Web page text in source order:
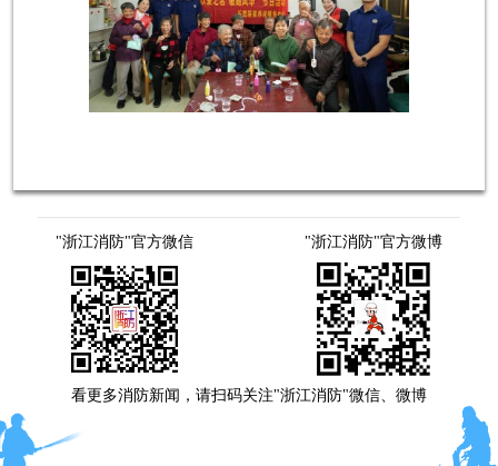
"浙江消防"官方微信 "浙江消防"官方微博
看更多消防新闻，请扫码关注"浙江消防"微信、微博